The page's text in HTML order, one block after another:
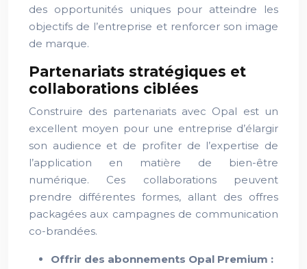
des opportunités uniques pour atteindre les
objectifs de l’entreprise et renforcer son image
de marque.
Partenariats stratégiques et
collaborations ciblées
Construire des partenariats avec Opal est un
excellent moyen pour une entreprise d’élargir
son audience et de profiter de l’expertise de
l’application en matière de bien-être
numérique. Ces collaborations peuvent
prendre différentes formes, allant des offres
packagées aux campagnes de communication
co-brandées.
Offrir des abonnements Opal Premium :